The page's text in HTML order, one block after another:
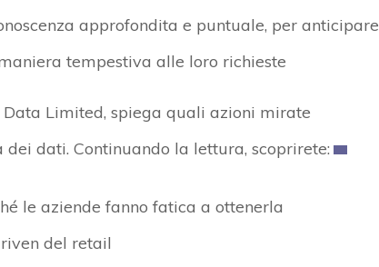
approfondita e puntuale, per anticipare
tempestiva alle loro richieste
Limited, spiega quali azioni mirate
dati. Continuando la lettura, scoprirete:
le aziende fanno fatica a ottenerla
del retail